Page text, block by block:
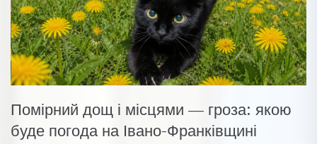
Помірний дощ і місцями — гроза: якою
буде погода на Івано-Франківщині